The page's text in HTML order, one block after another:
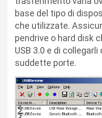
base del tipo di
che utilizzate.
pendrive o hard disk
USB 3.0 e di
suddette porte.